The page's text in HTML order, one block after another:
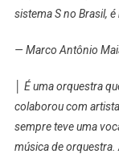
sistema S no Brasil,
— Marco Antônio
│ É uma orquestra
colaborou com
sempre teve uma
música de